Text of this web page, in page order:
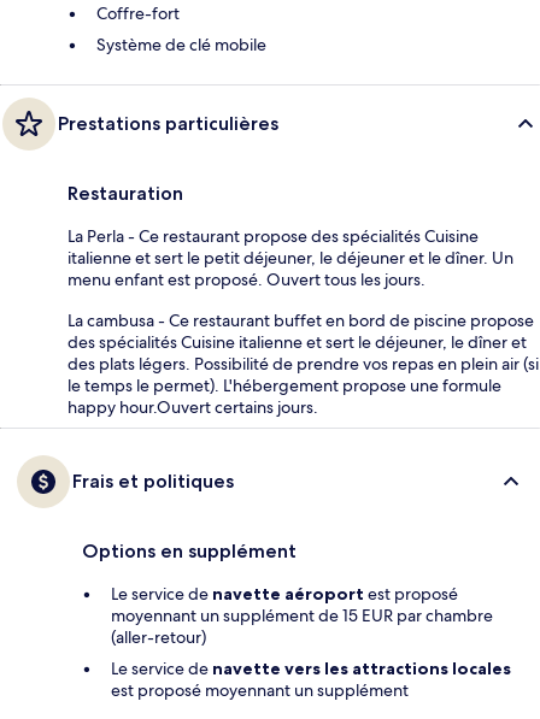
Coffre-fort
Système de clé mobile
Prestations particulières
Restauration
La Perla - Ce restaurant propose des spécialités Cuisine
italienne et sert le petit déjeuner, le déjeuner et le dîner. Un
menu enfant est proposé. Ouvert tous les jours.
La cambusa - Ce restaurant buffet en bord de piscine propose
des spécialités Cuisine italienne et sert le déjeuner, le dîner et
des plats légers. Possibilité de prendre vos repas en plein air (si
le temps le permet). L'hébergement propose une formule
happy hour.Ouvert certains jours.
Frais et politiques
Options en supplément
Le service de navette aéroport est proposé
moyennant un supplément de 15 EUR par chambre
(aller-retour)
Le service de navette vers les attractions locales
est proposé moyennant un supplément